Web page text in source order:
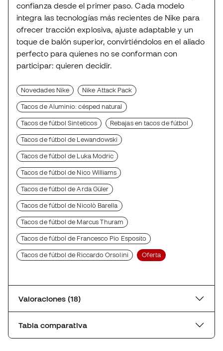
confianza desde el primer paso. Cada modelo
integra las tecnologías más recientes de Nike para
ofrecer tracción explosiva, ajuste adaptable y un
toque de balón superior, convirtiéndolos en el aliado
perfecto para quienes no se conforman con
participar: quieren decidir.
Novedades Nike Nike Attack Pack
Tacos de Aluminio: césped natural
Tacos de fútbol Sinteticos Rebajas en tacos de fútbol
Tacos de fútbol de Lewandowski
Tacos de fútbol de Luka Modric
Tacos de fútbol de Nico Williams
Tacos de fútbol de Arda Güler
Tacos de fútbol de Nicolò Barella
Tacos de fútbol de Marcus Thuram
Tacos de fútbol de Francesco Pio Esposito
Tacos de fútbol de Riccardo Orsolini Oferta
Valoraciones (18)
Tabla comparativa